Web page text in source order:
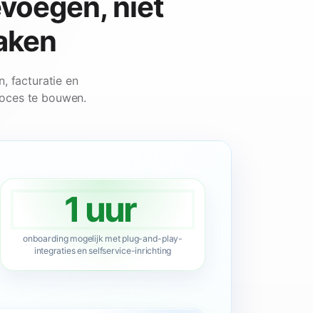
facturatie en
te bouwen.
1 uur
onboarding mogelijk met plug-and-play-
integraties en selfservice-inrichting